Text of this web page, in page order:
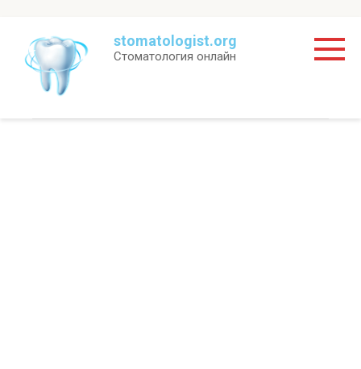
контенту
stomatologist.org
Стоматология онлайн